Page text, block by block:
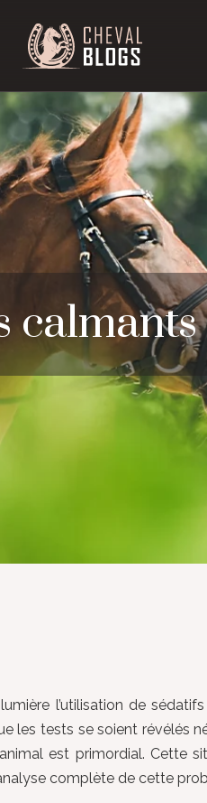
l’utilisation de
tests se soient révélés
est primordial. Cette
complète de cette